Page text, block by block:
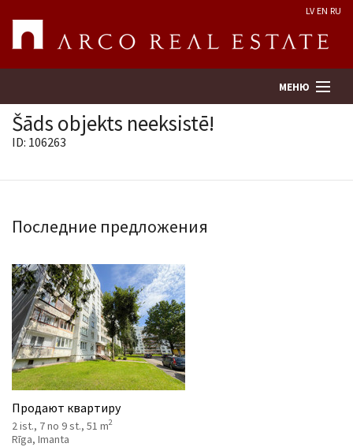
LV EN RU
МЕНЮ
Предприятие
Услуги
Kонтакты
Šāds objekts neeksistē!
ID: 106263
Последние предложения
Продают квартиру
2 ist., 7 no 9 st., 51 m2
Rīga, Imanta